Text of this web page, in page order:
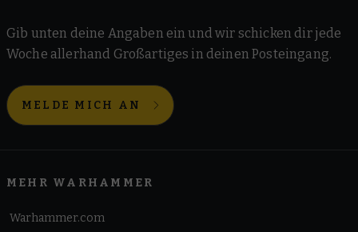
Gib unten deine Angaben ein und wir schicken dir jede
Woche allerhand Großartiges in deinen Posteingang.
MELDE MICH AN
MEHR WARHAMMER
Warhammer.com